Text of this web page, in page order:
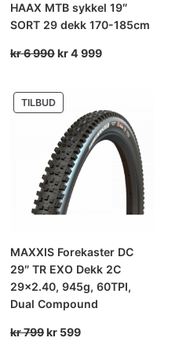
HAAX MTB sykkel 19″
SORT 29 dekk 170-185cm
kr6 990Opprinnelig
990.
kr4 999Nåværende
999.
TILBUDPRODUKT
PÅ
SALG
MAXXIS Forekaster DC
29″ TR EXO Dekk 2C
29×2.40, 945g, 60TPI,
Dual Compound
kr799Opprinnelig
kr599Nåværende